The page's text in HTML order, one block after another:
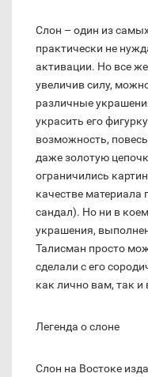
Слон – один из
практически не
активации. Но все
увеличив силу,
различные
украсить его
возможность,
даже золотую
ограничились
качестве материала
сандал). Но ни в
украшения,
Талисман просто
сделали с его
как лично вам, так и
Легенда о слоне
Слон на Востоке